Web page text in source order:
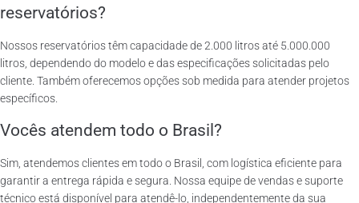
reservatórios?
Nossos reservatórios têm capacidade de 2.000 litros até 5.000.000
litros, dependendo do modelo e das especificações solicitadas pelo
cliente. Também oferecemos opções sob medida para atender projetos
específicos.
Vocês atendem todo o Brasil?
Sim, atendemos clientes em todo o Brasil, com logística eficiente para
garantir a entrega rápida e segura. Nossa equipe de vendas e suporte
técnico está disponível para atendê-lo, independentemente da sua